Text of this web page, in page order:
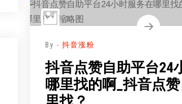
By - 抖音涨粉
抖音点赞自助平台24
哪里找的啊_抖音点